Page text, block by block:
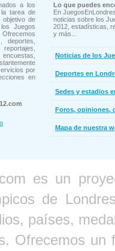
a los
la tarea de
objetivo de
Juegos
Ofrecemos
deportes,
por
en
Lo que puedes
En
noticias sobre los
2012, estadísticas,
y más...
Noticias de los
Deportes en
Sedes y estadios
Foros, opiniones,
Mapa de nuestra
es un
de
países,
Ofrecemos un